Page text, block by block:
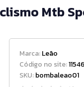
Mtb
Marca:Leão
Código no site:
SKU:bombaleao01